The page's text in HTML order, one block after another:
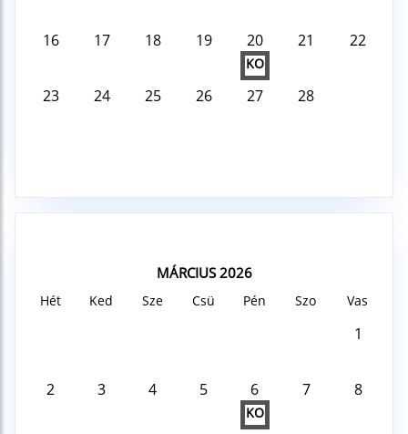
16 17 18 19 20
KO
21 22
23 24 25 26 27 28
MÁRCIUS 2026
Hét Ked Sze Csü Pén Szo Vas
1
2 3 4 5 6
KO
7 8